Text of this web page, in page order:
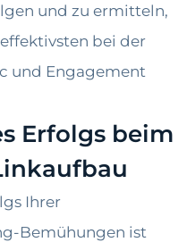
und zu ermitteln,
bei der
und Engagement
Erfolgs beim
Ihrer
Bemühungen ist